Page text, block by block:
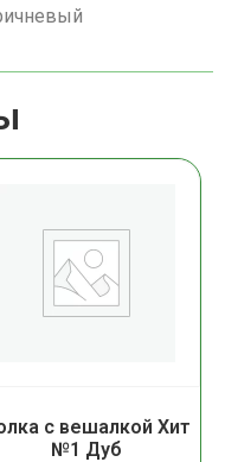
с вешалкой Хит
№1 Дуб